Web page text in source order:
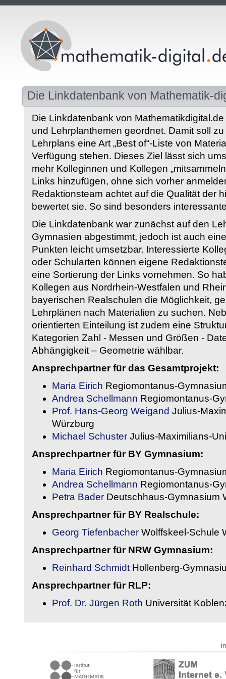
Die Linkdatenbank von Mathematik-
Die Linkdatenbank von
und Lehrplanthemen geordnet. Damit soll
Lehrplans eine Art „Best of“-Liste von
Verfügung stehen. Dieses Ziel lässt sich
mehr Kolleginnen und Kollegen
Links hinzufügen, ohne sich vorher
Redaktionsteam achtet auf die Qualität der
bewertet sie. So sind besonders
Die Linkdatenbank war zunächst auf den
Gymnasien abgestimmt, jedoch ist auch
Punkten leicht umsetzbar. Interessierte
oder Schularten können eigene
eine Sortierung der Links vornehmen. So
Kollegen aus Nordrhein-Westfalen und
bayerischen Realschulen die Möglichkeit,
Lehrplänen nach Materialien zu suchen.
orientierten Einteilung ist zudem eine
Kategorien Zahl - Messen und Größen -
Abhängigkeit – Geometrie wählbar.
Ansprechpartner für das Gesamtprojekt:
Maria Eirich Regiomontanus-
Andrea Schellmann Regiomontanus-
Prof. Hans-Georg Weigand Julius-
Würzburg
Michael Schuster Julius-Maximilians-
Ansprechpartner für BY Gymnasium:
Maria Eirich Regiomontanus-
Andrea Schellmann Regiomontanus-
Petra Bader Deutschhaus-Gymnasium
Ansprechpartner für BY Realschule:
Georg Tiefenbacher Wolffskeel-Schule
Ansprechpartner für NRW Gymnasium:
Reinhard Schmidt Hollenberg-
Ansprechpartner für RLP:
Prof. Dr. Jürgen Roth Universität